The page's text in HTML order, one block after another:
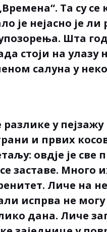
Та су се
је нејасно је
Шта
стоји на
салуна у
у
и првих
овдје је све
заставе. Много
Личе на
испрва не
дана. Личе